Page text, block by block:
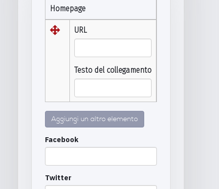
Homepage
URL
Testo del collegamento
Aggiungi un altro elemento
Facebook
Twitter